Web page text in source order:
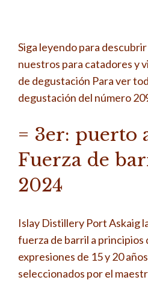
Siga leyendo para
nuestros para catadores y
de degustación Para ver
degustación del número
= 3er: puerto
Fuerza de
2024
Islay Distillery Port Askaig
fuerza de barril a principios
expresiones de 15 y 20
seleccionados por el